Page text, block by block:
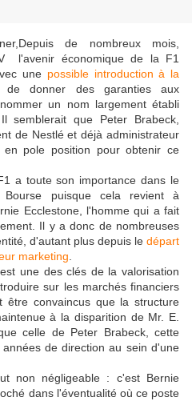
Depuis de nombreux mois,
l'avenir économique de la F1
une possible introduction à la
donner des garanties aux
un nom largement établi
semblerait que Peter Brabeck,
de Nestlé et déjà administrateur
pole position pour obtenir ce
a toute son importance dans le
Bourse puisque cela revient à
Ecclestone, l'homme qui a fait
Il y a donc de nombreuses
d'autant plus depuis le départ
marketing
une des clés de la valorisation
sur les marchés financiers
être convaincus que la structure
à la disparition de Mr. E.
celle de Peter Brabeck, cette
de direction au sein d'une
non négligeable : c'est Bernie
dans l'éventualité où ce poste